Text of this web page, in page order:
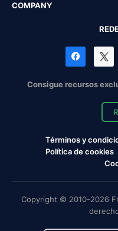
COMPANY
Consigue recursos
Términos y
Política de cookies
Copyright © 2010-2026